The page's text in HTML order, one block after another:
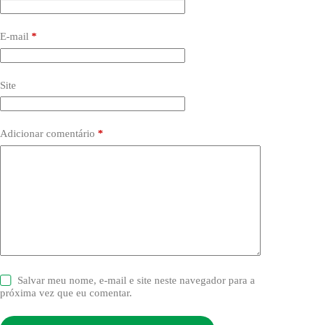
E-mail *
Site
Adicionar comentário *
Salvar meu nome, e-mail e site neste navegador para a
próxima vez que eu comentar.